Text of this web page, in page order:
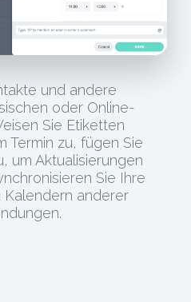
und andere
oder Online-
Sie Etiketten
Termin zu, fügen Sie
um Aktualisierungen
Sie Ihre
anderer